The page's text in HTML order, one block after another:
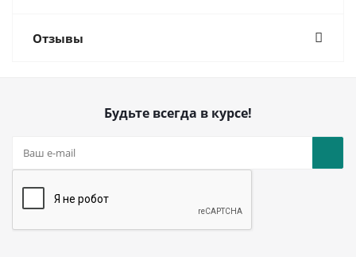
Отзывы
Будьте всегда в курсе!